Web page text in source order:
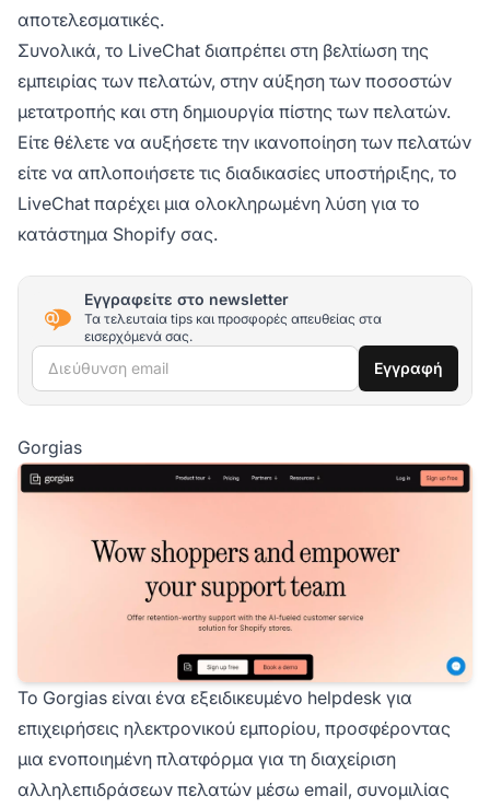
αποτελεσματικές.
Συνολικά, το LiveChat διαπρέπει στη βελτίωση της
εμπειρίας των πελατών, στην αύξηση των ποσοστών
μετατροπής και στη δημιουργία πίστης των πελατών.
Είτε θέλετε να αυξήσετε την ικανοποίηση των πελατών
είτε να απλοποιήσετε τις διαδικασίες υποστήριξης, το
LiveChat παρέχει μια ολοκληρωμένη λύση για το
κατάστημα Shopify σας.
Εγγραφείτε στο newsletter
Τα τελευταία tips και προσφορές απευθείας στα
εισερχόμενά σας.
Διεύθυνση email Εγγραφή
Gorgias
Το Gorgias είναι ένα εξειδικευμένο helpdesk για
επιχειρήσεις ηλεκτρονικού εμπορίου, προσφέροντας
μια ενοποιημένη πλατφόρμα για τη διαχείριση
αλληλεπιδράσεων πελατών μέσω email, συνομιλίας